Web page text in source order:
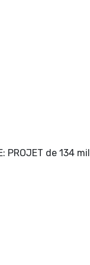
PROJET de 134